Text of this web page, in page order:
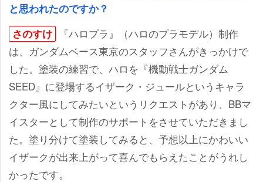
と思われたのですか？
さのすけ
『ハロプラ』（ハロのプラモデル）制作
は、ガンダムベース東京のスタッフさんがきっかけで
した。塗装の練習で、ハロを『機動戦士ガンダム
SEED』に登場するイザーク・ジュールというキャラ
クター風にしてみたいというリクエストがあり、BBマ
イスターとして制作のサポートをさせていただきまし
た。塗り分けて塗装してみると、予想以上にかわいい
イザークが出来上がって喜んでもらえたことがうれし
かったです。